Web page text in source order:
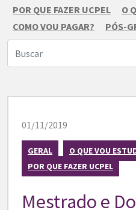
POR QUE FAZER UCPEL
O
COMO VOU PAGAR?
PÓS-
01/11/2019
GERAL
O QUE VOU
POR QUE FAZER UCPEL
Mestrado e